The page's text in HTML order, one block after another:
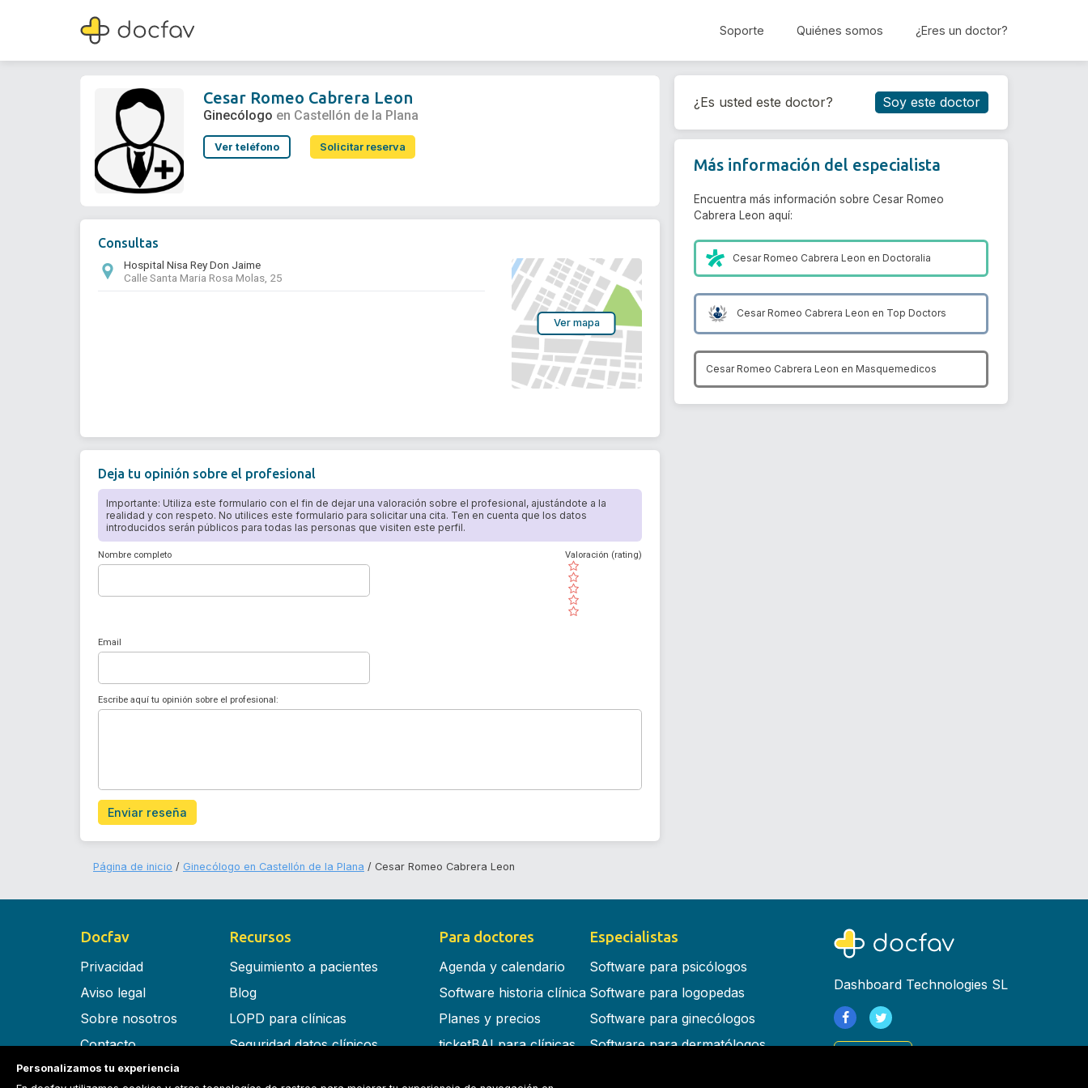
Soporte Quiénes somos ¿Eres un doctor?
Cesar Romeo Cabrera Leon
Ginecólogo
Reservar cita
Cesar Romeo Cabrera Leon
Ginecólogo en Castellón de la Plana
Ver teléfono Solicitar reserva
Consultas
Hospital Nisa Rey Don Jaime
Calle Santa Maria Rosa Molas, 25
Ver mapa
Deja tu opinión sobre el profesional
Importante: Utiliza este formulario con el fin de dejar una valoración sobre el profesional, ajustándote a la
realidad y con respeto. No utilices este formulario para solicitar una cita. Ten en cuenta que los datos
introducidos serán públicos para todas las personas que visiten este perfil.
Nombre completo
( )
( )
( )
( )
( )
Valoración (rating)
Email
Escribe aquí tu opinión sobre el profesional:
Enviar reseña
¿Es usted este doctor? Soy este doctor
Más información del especialista
Encuentra más información sobre Cesar Romeo
Cabrera Leon aquí:
Cesar Romeo Cabrera Leon enDoctoralia
Cesar Romeo Cabrera Leon en Top Doctors
Cesar Romeo Cabrera Leon en Masquemedicos
Página de inicio Ginecólogo en Castellón de la Plana Cesar Romeo Cabrera Leon
Docfav
Privacidad
Aviso legal
Sobre nosotros
Contacto
Términos y condiciones
Recursos
Seguimiento a pacientes
Blog
LOPD para clínicas
Seguridad datos clínicos
Para doctores
Agenda y calendario
Software historia clínica
Planes y precios
ticketBAI para clínicas
Especialistas
Software para psicólogos
Software para logopedas
Software para ginecólogos
Software para dermatólogos
Dashboard Technologies SL
Personalizamos tu experiencia